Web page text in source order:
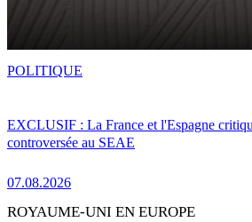
EXCLUSIF : La France et l'Espagne
controversée au SEAE
07.08.2026
POLITIQUE
ROYAUME-UNI EN EUROPE